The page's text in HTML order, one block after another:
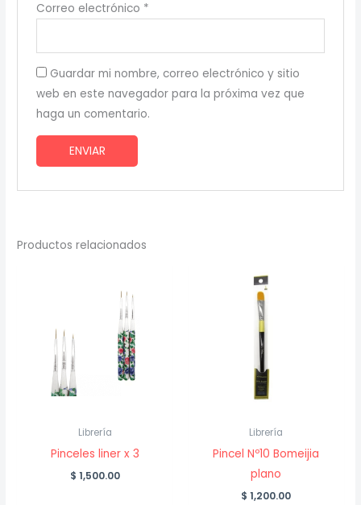
Correo electrónico *
Guardar mi nombre, correo electrónico y sitio
web en este navegador para la próxima vez que
haga un comentario.
Productos relacionados
Librería
Pinceles liner x 3
$ 1,500.00
Librería
Pincel Nº10 Bomeijia
plano
$ 1,200.00